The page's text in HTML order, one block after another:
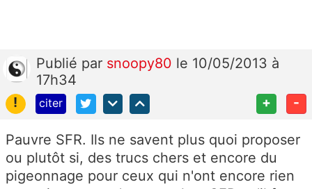
Publié par snoopy80 le 10/05/2013 à
17h34
!
citer + -
Pauvre SFR. Ils ne savent plus quoi proposer
ou plutôt si, des trucs chers et encore du
pigeonnage pour ceux qui n'ont encore rien